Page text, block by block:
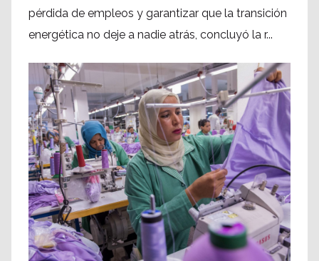
pérdida de empleos y garantizar que la transición
energética no deje a nadie atrás, concluyó la r...